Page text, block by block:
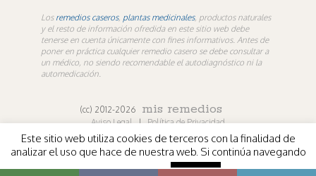
Los remedios caseros, plantas medicinales, productos naturales
y el resto de información ofredida en este sitio web debe
tenerse en cuenta únicamente con fines informativos. Antes de
poner en práctica cualquier remedio casero se debe consultar a
un médico, no siendo recomendable el autodiagnóstico ni la
automedicación.
(cc) 2012-2026 mis remedios
Aviso Legal | Política de Privacidad
En los contenidos propios de misremedios. En vídeos y
fotografías de terceros aplica la licencia de sus
Este sitio web utiliza cookies de terceros con la finalidad de
analizar el uso que hace de nuestra web. Si continúa navegando
entendemos que acepta su uso.
Aceptar Más información